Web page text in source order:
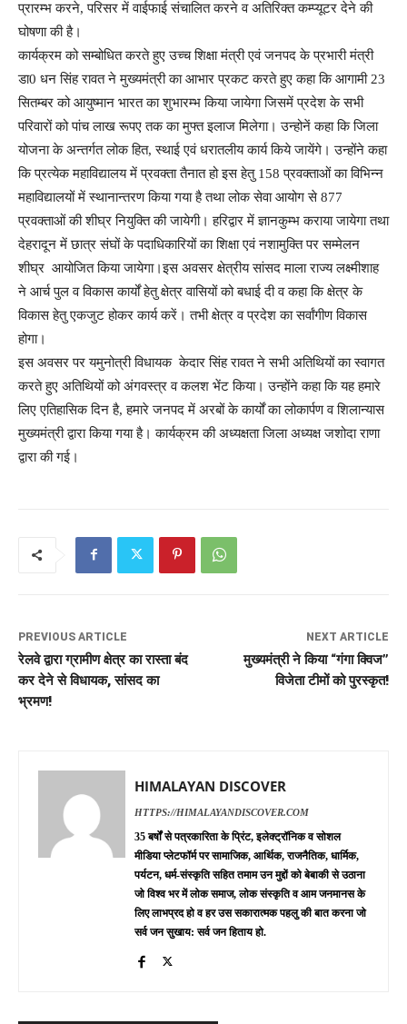
प्रारम्भ करने, परिसर में वाईफाई संचालित करने व अतिरिक्त कम्प्यूटर देने की
घोषणा की है।
कार्यक्रम को सम्बोधित करते हुए उच्च शिक्षा मंत्री एवं जनपद के प्रभारी मंत्री
डा0 धन सिंह रावत ने मुख्यमंत्री का आभार प्रकट करते हुए कहा कि आगामी 23
सितम्बर को आयुष्मान भारत का शुभारम्भ किया जायेगा जिसमें प्रदेश के सभी
परिवारों को पांच लाख रूपए तक का मुफ्त इलाज मिलेगा। उन्होनें कहा कि जिला
योजना के अन्तर्गत लोक हित, स्थाई एवं धरातलीय कार्य किये जायेंगे। उन्होंने कहा
कि प्रत्येक महाविद्यालय में प्रवक्ता तैनात हो इस हेतु 158 प्रवक्ताओं का विभिन्न
महाविद्यालयों में स्थानान्तरण किया गया है तथा लोक सेवा आयोग से 877
प्रवक्ताओं की शीघ्र नियुक्ति की जायेगी। हरिद्वार में ज्ञानकुम्भ कराया जायेगा तथा
देहरादून में छात्र संघों के पदाधिकारियों का शिक्षा एवं नशामुक्ति पर सम्मेलन
शीघ्र आयोजित किया जायेगा।इस अवसर क्षेत्रीय सांसद माला राज्य लक्ष्मीशाह
ने आर्च पुल व विकास कार्यों हेतु क्षेत्र वासियों को बधाई दी व कहा कि क्षेत्र के
विकास हेतु एकजुट होकर कार्य करें। तभी क्षेत्र व प्रदेश का सर्वांगीण विकास
होगा।
इस अवसर पर यमुनोत्री विधायक केदार सिंह रावत ने सभी अतिथियों का स्वागत
करते हुए अतिथियों को अंगवस्त्र व कलश भेंट किया। उन्होंने कहा कि यह हमारे
लिए एतिहासिक दिन है, हमारे जनपद में अरबों के कार्यों का लोकार्पण व शिलान्यास
मुख्यमंत्री द्वारा किया गया है। कार्यक्रम की अध्यक्षता जिला अध्यक्ष जशोदा राणा
द्वारा की गई।
PREVIOUS ARTICLE
रेलवे द्वारा ग्रामीण क्षेत्र का रास्ता बंद
कर देने से विधायक, सांसद का
भ्रमण!
NEXT ARTICLE
मुख्यमंत्री ने किया “गंगा क्विज”
विजेता टीमों को पुरस्कृत!
HIMALAYAN DISCOVER
HTTPS://HIMALAYANDISCOVER.COM
35 बर्षों से पत्रकारिता के प्रिंट, इलेक्ट्रॉनिक व सोशल
मीडिया प्लेटफॉर्म पर सामाजिक, आर्थिक, राजनैतिक, धार्मिक,
पर्यटन, धर्म-संस्कृति सहित तमाम उन मुद्दों को बेबाकी से उठाना
जो विश्व भर में लोक समाज, लोक संस्कृति व आम जनमानस के
लिए लाभप्रद हो व हर उस सकारात्मक पहलु की बात करना जो
सर्व जन सुखाय: सर्व जन हिताय हो.